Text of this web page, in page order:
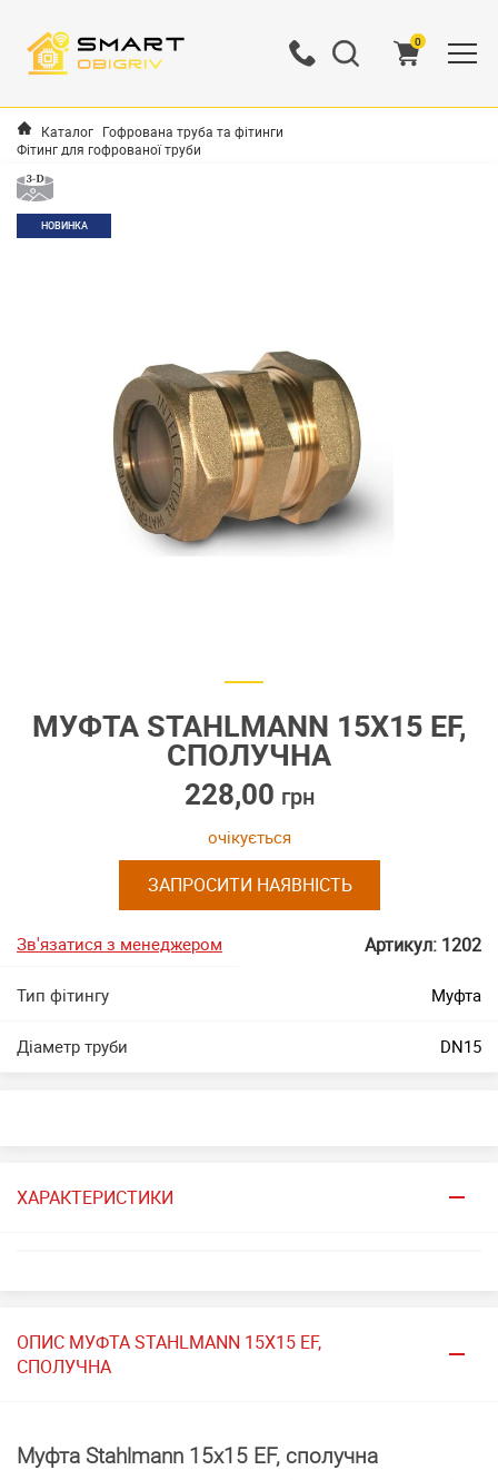
0
Каталог Гофрована труба та фітинги
Фітинг для гофрованої труби
НОВИНКА
МУФТА STAHLMANN 15Х15 EF,
СПОЛУЧНА
228,00 грн
очікується
ЗАПРОСИТИ НАЯВНІСТЬ
Зв'язатися з менеджером Артикул: 1202
Тип фітингу Муфта
Діаметр труби DN15
ХАРАКТЕРИСТИКИ
ОПИС МУФТА STAHLMANN 15Х15 EF,
СПОЛУЧНА
Муфта Stahlmann 15х15 EF, сполучна